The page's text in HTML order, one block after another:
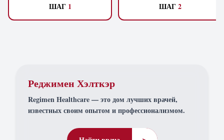
ШАГ 1
ШАГ2
Реджимен Хэлткэр
Regimen Healthcare — это дом лучших врачей,
известных своим опытом и профессионализмом.